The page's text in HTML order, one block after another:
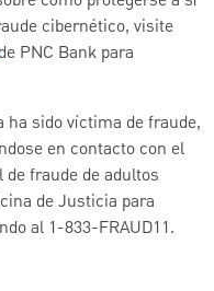
cibernético, visite
de PNC Bank para
ha sido víctima de fraude,
en contacto con el
fraude de adultos
de Justicia para
al 1-833-FRAUD11.